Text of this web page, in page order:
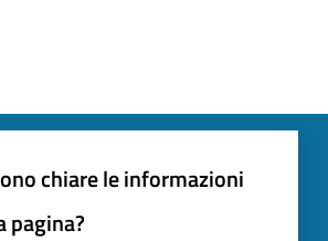
chiare le informazioni
pagina?